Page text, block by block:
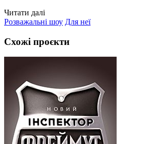
Читати далі
Розважальні шоу Для неї
Схожі проєкти